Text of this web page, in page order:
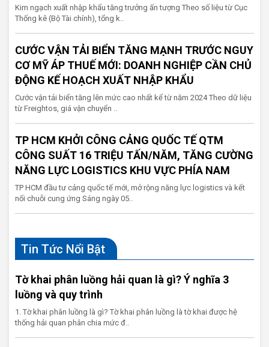
Kim ngạch xuất nhập khẩu tăng trưởng ấn tượng Theo số liệu từ Cục
Thống kê (Bộ Tài chính), tổng k..
CƯỚC VẬN TẢI BIỂN TĂNG MẠNH TRƯỚC NGUY
CƠ MỸ ÁP THUẾ MỚI: DOANH NGHIỆP CẦN CHỦ
ĐỘNG KẾ HOẠCH XUẤT NHẬP KHẨU
Cước vận tải biển tăng lên mức cao nhất kể từ năm 2024 Theo dữ liệu
từ Freightos, giá vận chuyển ..
TP HCM KHỞI CÔNG CẢNG QUỐC TẾ QTM
CÔNG SUẤT 16 TRIỆU TẤN/NĂM, TĂNG CƯỜNG
NĂNG LỰC LOGISTICS KHU VỰC PHÍA NAM
TP HCM đầu tư cảng quốc tế mới, mở rộng năng lực logistics và kết
nối chuỗi cung ứng Sáng ngày 05..
Tin Tức Nổi Bật
Tờ khai phân luồng hải quan là gì? Ý nghĩa 3
luồng và quy trình
1. Tờ khai phân luồng là gì? Tờ khai phân luồng là tờ khai được hệ
thống hải quan phân chia mức đ..